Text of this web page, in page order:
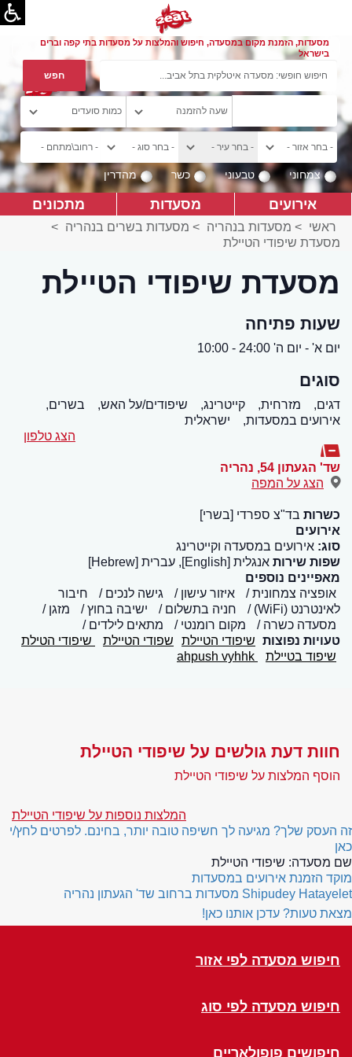
מסעדות, הזמנת מקום במסעדה, חיפוש והמלצות על מסעדות בתי קפה וברים
בישראל
צמחוני טבעוני כשר מהדרין
אירועים מסעדות מתכונים
ראשי > מסעדות בנהריה > מסעדות בשרים בנהריה >
מסעדת שיפודי הטיילת
מסעדת שיפודי הטיילת
שעות פתיחה
יום א' - יום ה' 24:00 - 10:00
סוגים
דגים, מזרחית, קייטרינג, שיפודים/על האש,
בשרים,
אירועים במסעדות,
ישראלית
הצג טלפון
שד' הגעתון 54 , נהריה
הצג על המפה
כשרות בד"צ ספרדי [בשרי]
אירועים
סוג: אירועים במסעדה וקייטרינג
שפות שירות אנגלית [English], עברית [Hebrew]
מאפיינים נוספים
אופציה צמחונית
איזור עישון גישה לנכים
חיבור
לאינטרנט (WiFi)
חניה בתשלום ישיבה בחוץ
מזגן
מסעדה כשרה
מקום רומנטי
מתאים לילדים
טעויות נפוצות שיפודי הטיילת שפודי הטיילת
שיפודי הטילת
שיפוד בטיילת
חוות דעת גולשים על שיפודי הטיילת
הוסף המלצות על שיפודי הטיילת
המלצות נוספות על שיפודי הטיילת
זה העסק שלך? מגיעה לך חשיפה טובה יותר, בחינם. לפרטים לחץ/י
כאן
שם מסעדה: שיפודי הטיילת
מוקד הזמנת אירועים במסעדות
Shipudey Hatayelet מסעדות ברחוב שד' הגעתון נהריה
מצאת טעות? עדכן אותנו כאן!
חיפוש מסעדה לפי אזור
חיפוש מסעדה לפי סוג
חיפושים פופולאריים